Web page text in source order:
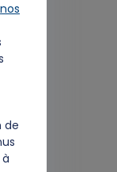
nos
de